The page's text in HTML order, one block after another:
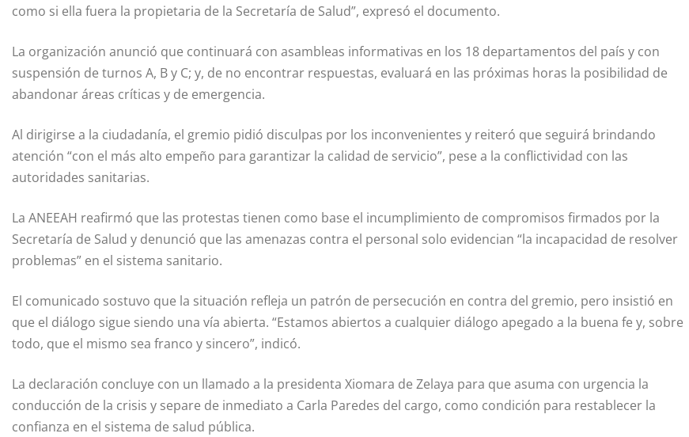
como si ella fuera la propietaria de la Secretaría de Salud”, expresó el documento.
La organización anunció que continuará con asambleas informativas en los 18 departamentos del país y con
suspensión de turnos A, B y C; y, de no encontrar respuestas, evaluará en las próximas horas la posibilidad de
abandonar áreas críticas y de emergencia.
Al dirigirse a la ciudadanía, el gremio pidió disculpas por los inconvenientes y reiteró que seguirá brindando
atención “con el más alto empeño para garantizar la calidad de servicio”, pese a la conflictividad con las
autoridades sanitarias.
La ANEEAH reafirmó que las protestas tienen como base el incumplimiento de compromisos firmados por la
Secretaría de Salud y denunció que las amenazas contra el personal solo evidencian “la incapacidad de resolver
problemas” en el sistema sanitario.
El comunicado sostuvo que la situación refleja un patrón de persecución en contra del gremio, pero insistió en
que el diálogo sigue siendo una vía abierta. “Estamos abiertos a cualquier diálogo apegado a la buena fe y, sobre
todo, que el mismo sea franco y sincero”, indicó.
La declaración concluye con un llamado a la presidenta Xiomara de Zelaya para que asuma con urgencia la
conducción de la crisis y separe de inmediato a Carla Paredes del cargo, como condición para restablecer la
confianza en el sistema de salud pública.